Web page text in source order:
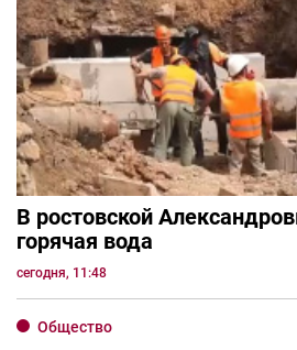
В ростовской
горячая вода
сегодня, 11:48
Общество